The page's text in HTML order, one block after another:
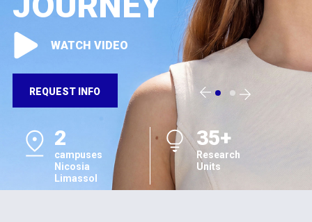
WATCH VIDEO
REQUEST INFO
2
campuses
Nicosia
Limassol
35+
Research
Units